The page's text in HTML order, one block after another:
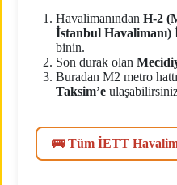
Havalimanından H-2
İstanbul Havalimanı)
binin.
Son durak olan
Buradan M2 metro
Taksim’e
🚌 Tüm İETT